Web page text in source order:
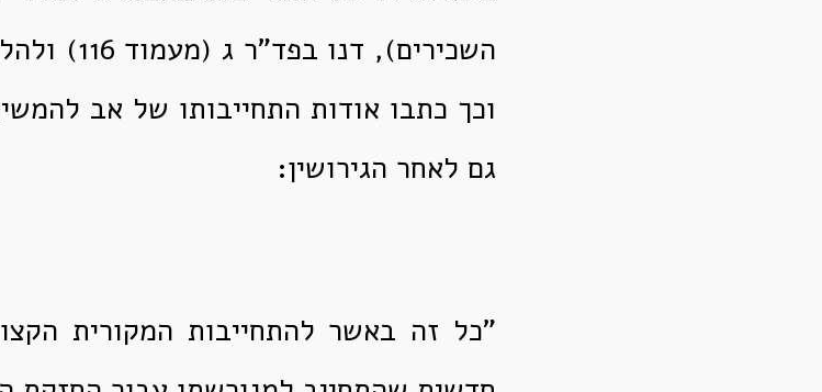
השכירים),
וכך כתבו אודות התחייבותו של אב
גם לאחר הגירושין:
"כל זה באשר להתחייבות המקורית